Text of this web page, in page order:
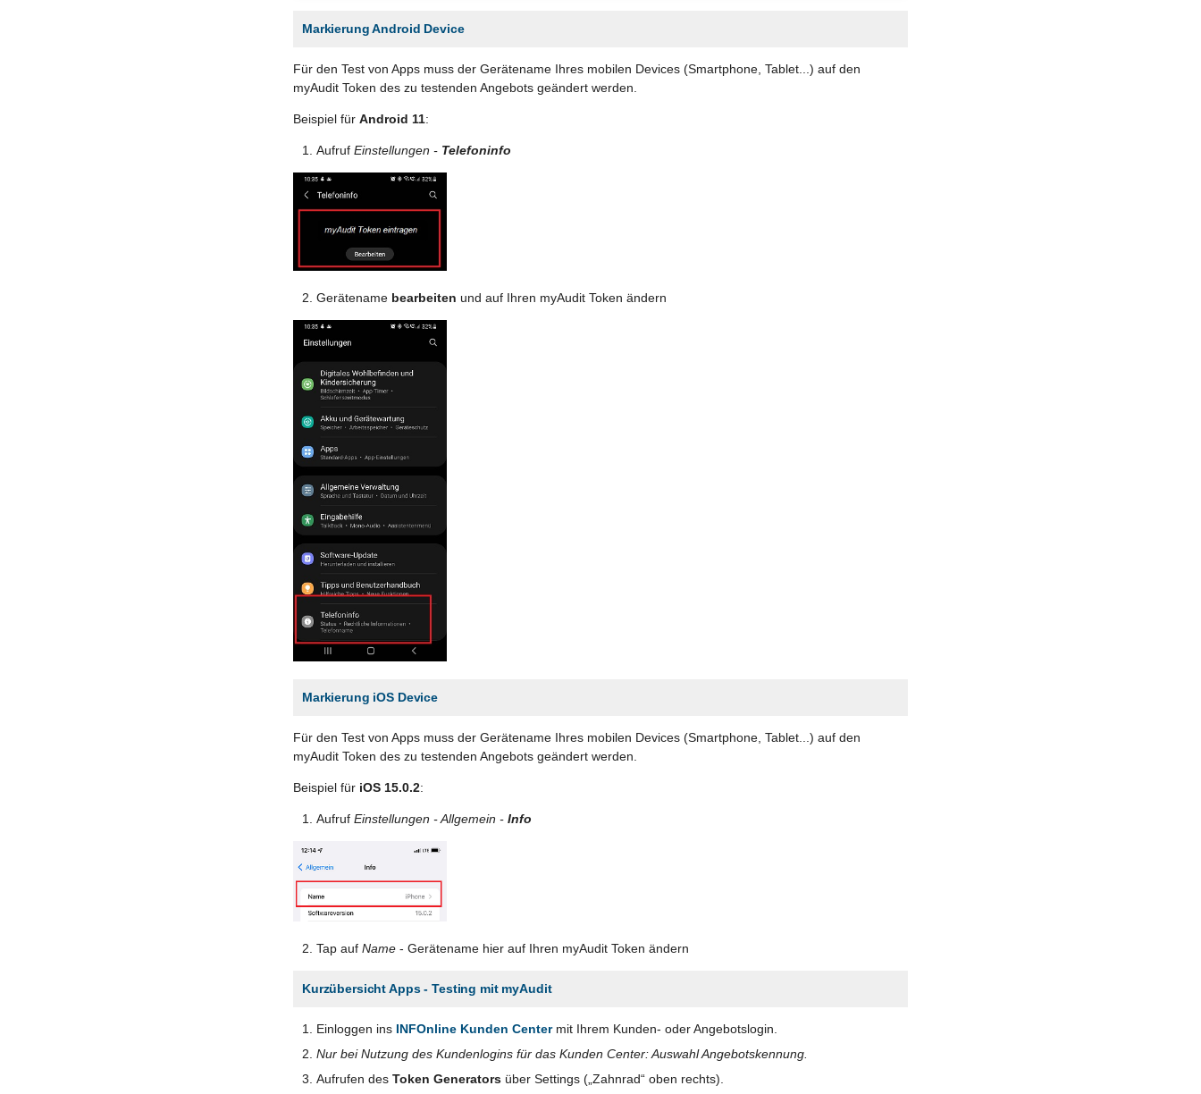
Markierung Android Device
Für den Test von Apps muss der Gerätename Ihres mobilen Devices (Smartphone, Tablet...) auf den
myAudit Token des zu testenden Angebots geändert werden.
Beispiel für Android 11:
AufrufEinstellungen - Telefoninfo
Gerätename bearbeiten und auf Ihren myAudit Token ändern
Markierung iOS Device
Für den Test von Apps muss der Gerätename Ihres mobilen Devices (Smartphone, Tablet...) auf den
myAudit Token des zu testenden Angebots geändert werden.
Beispiel für iOS 15.0.2:
AufrufEinstellungen - Allgemein -Info
Tap aufName - Gerätename hier auf Ihren myAudit Token ändern
Kurzübersicht Apps - Testing mit myAudit
Einloggen ins INFOnline Kunden Centermit Ihrem Kunden- oder Angebotslogin.
Nur bei Nutzung des Kundenlogins für das Kunden Center: Auswahl Angebotskennung.
Aufrufen desToken Generators über Settings („Zahnrad“ oben rechts).